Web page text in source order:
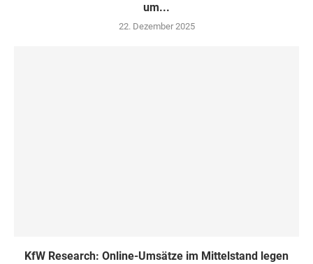
um...
22. Dezember 2025
KfW Research: Online-Umsätze im Mittelstand legen